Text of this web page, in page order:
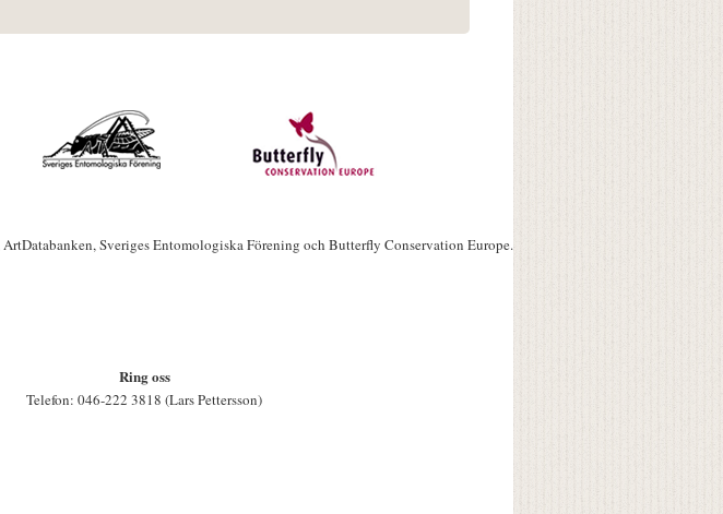
Sveriges Entomologiska Förening och Butterfly Conservation Europe.
Ring oss
Telefon: 046-222 3818 (Lars Pettersson)